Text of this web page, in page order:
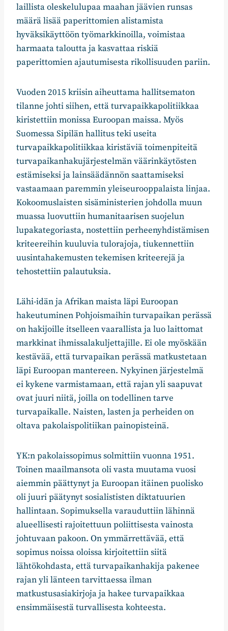
laillista oleskelulupaa maahan jäävien runsas
määrä lisää paperittomien alistamista
hyväksikäyttöön työmarkkinoilla, voimistaa
harmaata taloutta ja kasvattaa riskiä
paperittomien ajautumisesta rikollisuuden pariin.
Vuoden 2015 kriisin aiheuttama hallitsematon
tilanne johti siihen, että turvapaikkapolitiikkaa
kiristettiin monissa Euroopan maissa. Myös
Suomessa Sipilän hallitus teki useita
turvapaikkapolitiikkaa kiristäviä toimenpiteitä
turvapaikanhakujärjestelmän väärinkäytösten
estämiseksi ja lainsäädännön saattamiseksi
vastaamaan paremmin yleiseurooppalaista linjaa.
Kokoomuslaisten sisäministerien johdolla muun
muassa luovuttiin humanitaarisen suojelun
lupakategoriasta, nostettiin perheenyhdistämisen
kriteereihin kuuluvia tulorajoja, tiukennettiin
uusintahakemusten tekemisen kriteerejä ja
tehostettiin palautuksia.
Lähi-idän ja Afrikan maista läpi Euroopan
hakeutuminen Pohjoismaihin turvapaikan perässä
on hakijoille itselleen vaarallista ja luo laittomat
markkinat ihmissalakuljettajille. Ei ole myöskään
kestävää, että turvapaikan perässä matkustetaan
läpi Euroopan mantereen. Nykyinen järjestelmä
ei kykene varmistamaan, että rajan yli saapuvat
ovat juuri niitä, joilla on todellinen tarve
turvapaikalle. Naisten, lasten ja perheiden on
oltava pakolaispolitiikan painopisteinä.
YK:n pakolaissopimus solmittiin vuonna 1951.
Toinen maailmansota oli vasta muutama vuosi
aiemmin päättynyt ja Euroopan itäinen puolisko
oli juuri päätynyt sosialististen diktatuurien
hallintaan. Sopimuksella varauduttiin lähinnä
alueellisesti rajoitettuun poliittisesta vainosta
johtuvaan pakoon. On ymmärrettävää, että
sopimus noissa oloissa kirjoitettiin siitä
lähtökohdasta, että turvapaikanhakija pakenee
rajan yli länteen tarvittaessa ilman
matkustusasiakirjoja ja hakee turvapaikkaa
ensimmäisestä turvallisesta kohteesta.